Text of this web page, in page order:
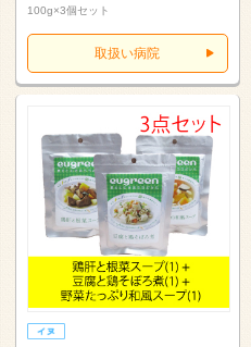
100g×3個セット
取扱い病院